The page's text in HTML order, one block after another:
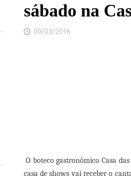
sábado na
09/03/2016
O boteco gastronômico Casa
casa de shows vai receber o